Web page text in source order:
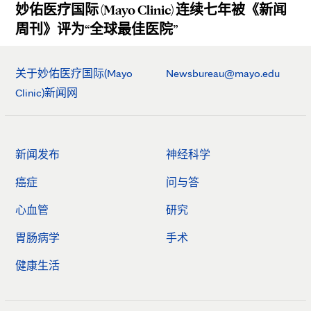
妙佑医疗国际 (Mayo Clinic) 连续七年被《新闻
周刊》评为“全球最佳医院”
关于妙佑医疗国际(Mayo
Clinic)新闻网
Newsbureau@mayo.edu
新闻发布
癌症
心血管
胃肠病学
健康生活
神经科学
问与答
研究
手术